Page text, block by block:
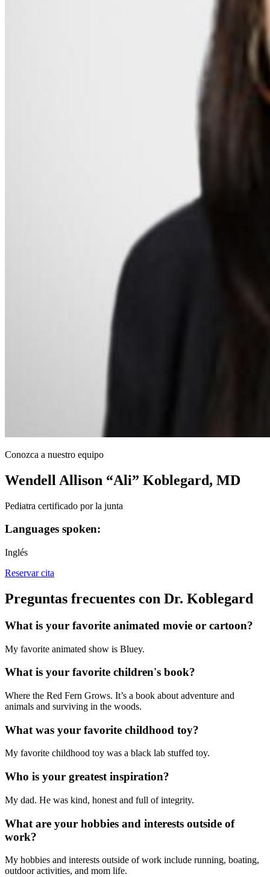
Conozca a nuestro equipo
Wendell Allison “Ali” Koblegard, MD
Pediatra certificado por la junta
Languages spoken:
Inglés
Reservar cita
Preguntas frecuentes con Dr. Koblegard
What is your favorite animated movie or cartoon?
My favorite animated show is Bluey.
What is your favorite children's book?
Where the Red Fern Grows. It’s a book about adventure and
animals and surviving in the woods.
What was your favorite childhood toy?
My favorite childhood toy was a black lab stuffed toy.
Who is your greatest inspiration?
My dad. He was kind, honest and full of integrity.
What are your hobbies and interests outside of
work?
My hobbies and interests outside of work include running, boating,
outdoor activities, and mom life.